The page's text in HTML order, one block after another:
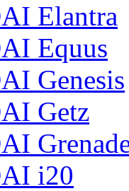
Elantra
Equus
Genesis
Getz
i20